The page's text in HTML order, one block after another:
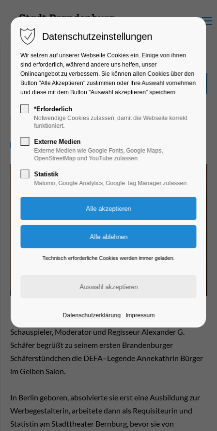
Menu
Annekathrin Bürger:
Brandenburger
Schäferstündchen
Theater, Bühne
26.04.2025, 20:00–22:00
Schauspieler, Moderator und Regisseur Alexander G.
Schäfer begrüßt zu seinem ersten Brandenburger
Schäferstündchen die DEFA–Legende Annekathrin Bürger
im Gelben Salon.
In Berlin geboren, absolvierte sie erst eine Ausbildung zur
Werbegestalterin, arbeitete dann als Requisiteurin und
Statistin am Stadttheater Bernburg, bevor sie von
Datenschutzeinstellungen
Wir setzen auf unserer Webseite Cookies ein. Einige von ihnen
sind erforderlich, während andere uns helfen, unser
Onlineangebot zu verbessern. Sie können allen Cookies über den
Button "Alle Akzeptieren" zustimmen oder Ihre Auswahl vornehmen
und diese mit dem Button "Auswahl akzeptieren" speichern.
*Erforderlich
Notwendige Cookies zulassen, damit die Webseite korrekt
funktioniert.
Externe Medien
Externe Medien wie Google Fonts, Google Maps,
OpenStreetMap und YouTube zulassen.
Statistik
Matomo, Google Analytics, Google Tag Manager zulassen.
Technisch erforderliche Cookies werden immer geladen.
Datenschutzerklärung Impressum